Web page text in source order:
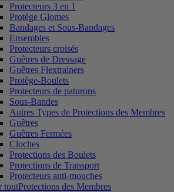
Protecteurs 3 en 1
Protège Glomes
Bandages et Sous-Bandages
Ensembles
Protecteurs croisés
Guêtres de Dressage
Guêtres Flextrainers
Protège-Boulets
Protecteurs de paturons
Sous-Bandes
Autres Types de Protections des Membres
Guêtres
Guêtres Fermées
Cloches
Protections des Boulets
Protections de Transport
Protecteurs anti-mouches
toutProtections des Membres